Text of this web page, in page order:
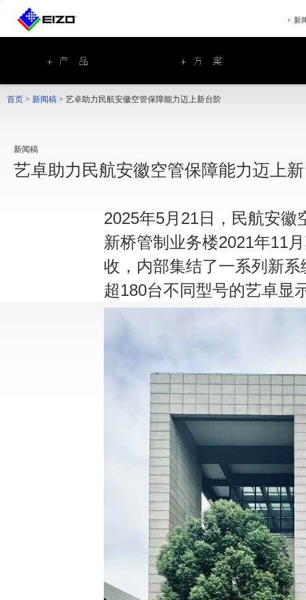
新
首页 > 新闻稿 > 艺卓助力民航安徽空管保障能力迈上新台阶
新闻稿
艺卓助力民航安徽空管保障能力迈上
2025年5月 21日，民航安徽
新桥管制业务楼2021年11
收，内部集结了一系列新系
超180台不同型号的艺卓显